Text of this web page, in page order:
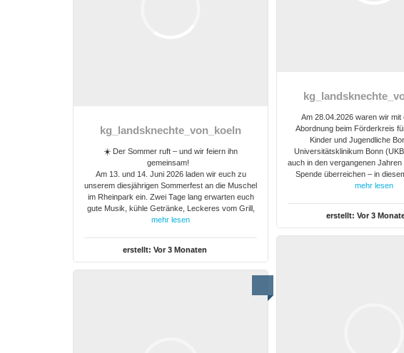
Am 28.04.2026 waren wir mit
Abordnung beim Förderkreis
Kinder und Jugendliche
Universitätsklinikum Bonn
auch in den vergangenen
Spende überreichen – in
mehr lesen
erstellt:Vor 3
kg_landsknechte_von_koeln
☀️ Der Sommer ruft – und wir feiern ihn
gemeinsam!
Am 13. und 14. Juni 2026 laden wir euch zu
unserem diesjährigen Sommerfest an die Muschel
im Rheinpark ein. Zwei Tage lang erwarten euch
gute Musik, kühle Getränke, Leckeres vom Grill,
mehr lesen
erstellt:Vor 3 Monaten